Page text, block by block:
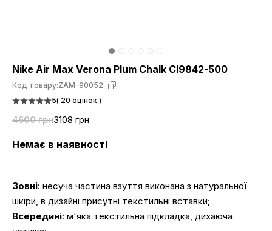
Nike Air Max Verona Plum Chalk CI9842-500
Код товару:ZAM-90052
5( 20 оцінок )
4600 грн3108 грн
Немає в наявності
Зовні: несуча частина взуття виконана з натуральної
шкіри, в дизайні присутні текстильні вставки;
Всередині: м'яка текстильна підкладка, дихаюча